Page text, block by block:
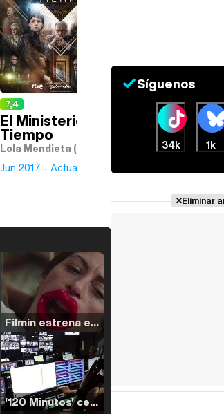
7,4
El Ministerio del
Tiempo
Lola Mendieta (joven)
Jun 2017 - Actualmente
Filmin estrena el tráiler de 'Millennial Mal', su nueva comedia universitaria de la mano de Lorena Iglesias
'120 Minutos' celebra sus 2.000 programas en Telemadrid con un vídeo del día a día en la redacción
Síguenos
34k 1k
Eliminar